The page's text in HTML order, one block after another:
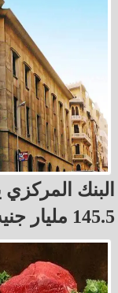
البنك
145.5 مليار جنيه